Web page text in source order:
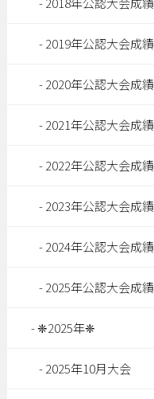
2019年公認大会成績
2020年公認大会成績
2021年公認大会成績
2022年公認大会成績
2023年公認大会成績
2024年公認大会成績
2025年公認大会成績
❈2025年❈
2025年10月大会